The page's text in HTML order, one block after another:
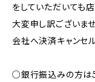
をしていただいても
大変申し訳ございま
会社へ決済キャンセ
○銀行振込みの方は